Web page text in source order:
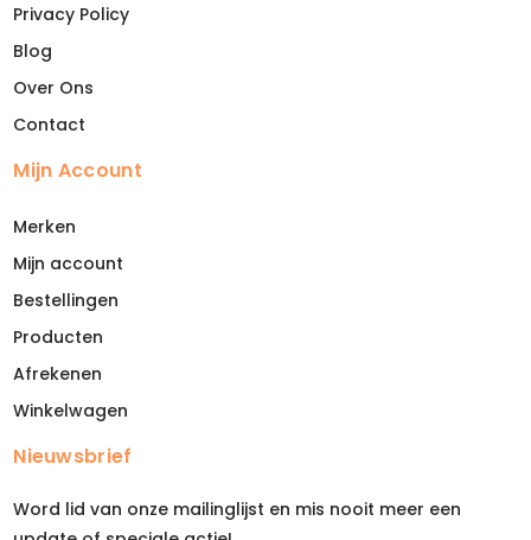
Privacy Policy
Blog
Over Ons
Contact
Mijn Account
Merken
Mijn account
Bestellingen
Producten
Afrekenen
Winkelwagen
Nieuwsbrief
Word lid van onze mailinglijst en mis nooit meer een